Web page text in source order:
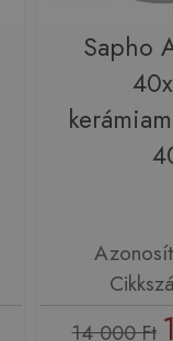
Sapho
14 000 Ft